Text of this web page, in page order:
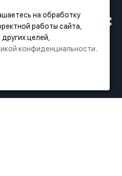
ПО НОВОМУ
О ПЕРЕЕЗДЕ
на обработку
работы сайта,
целей,
конфиденциальности